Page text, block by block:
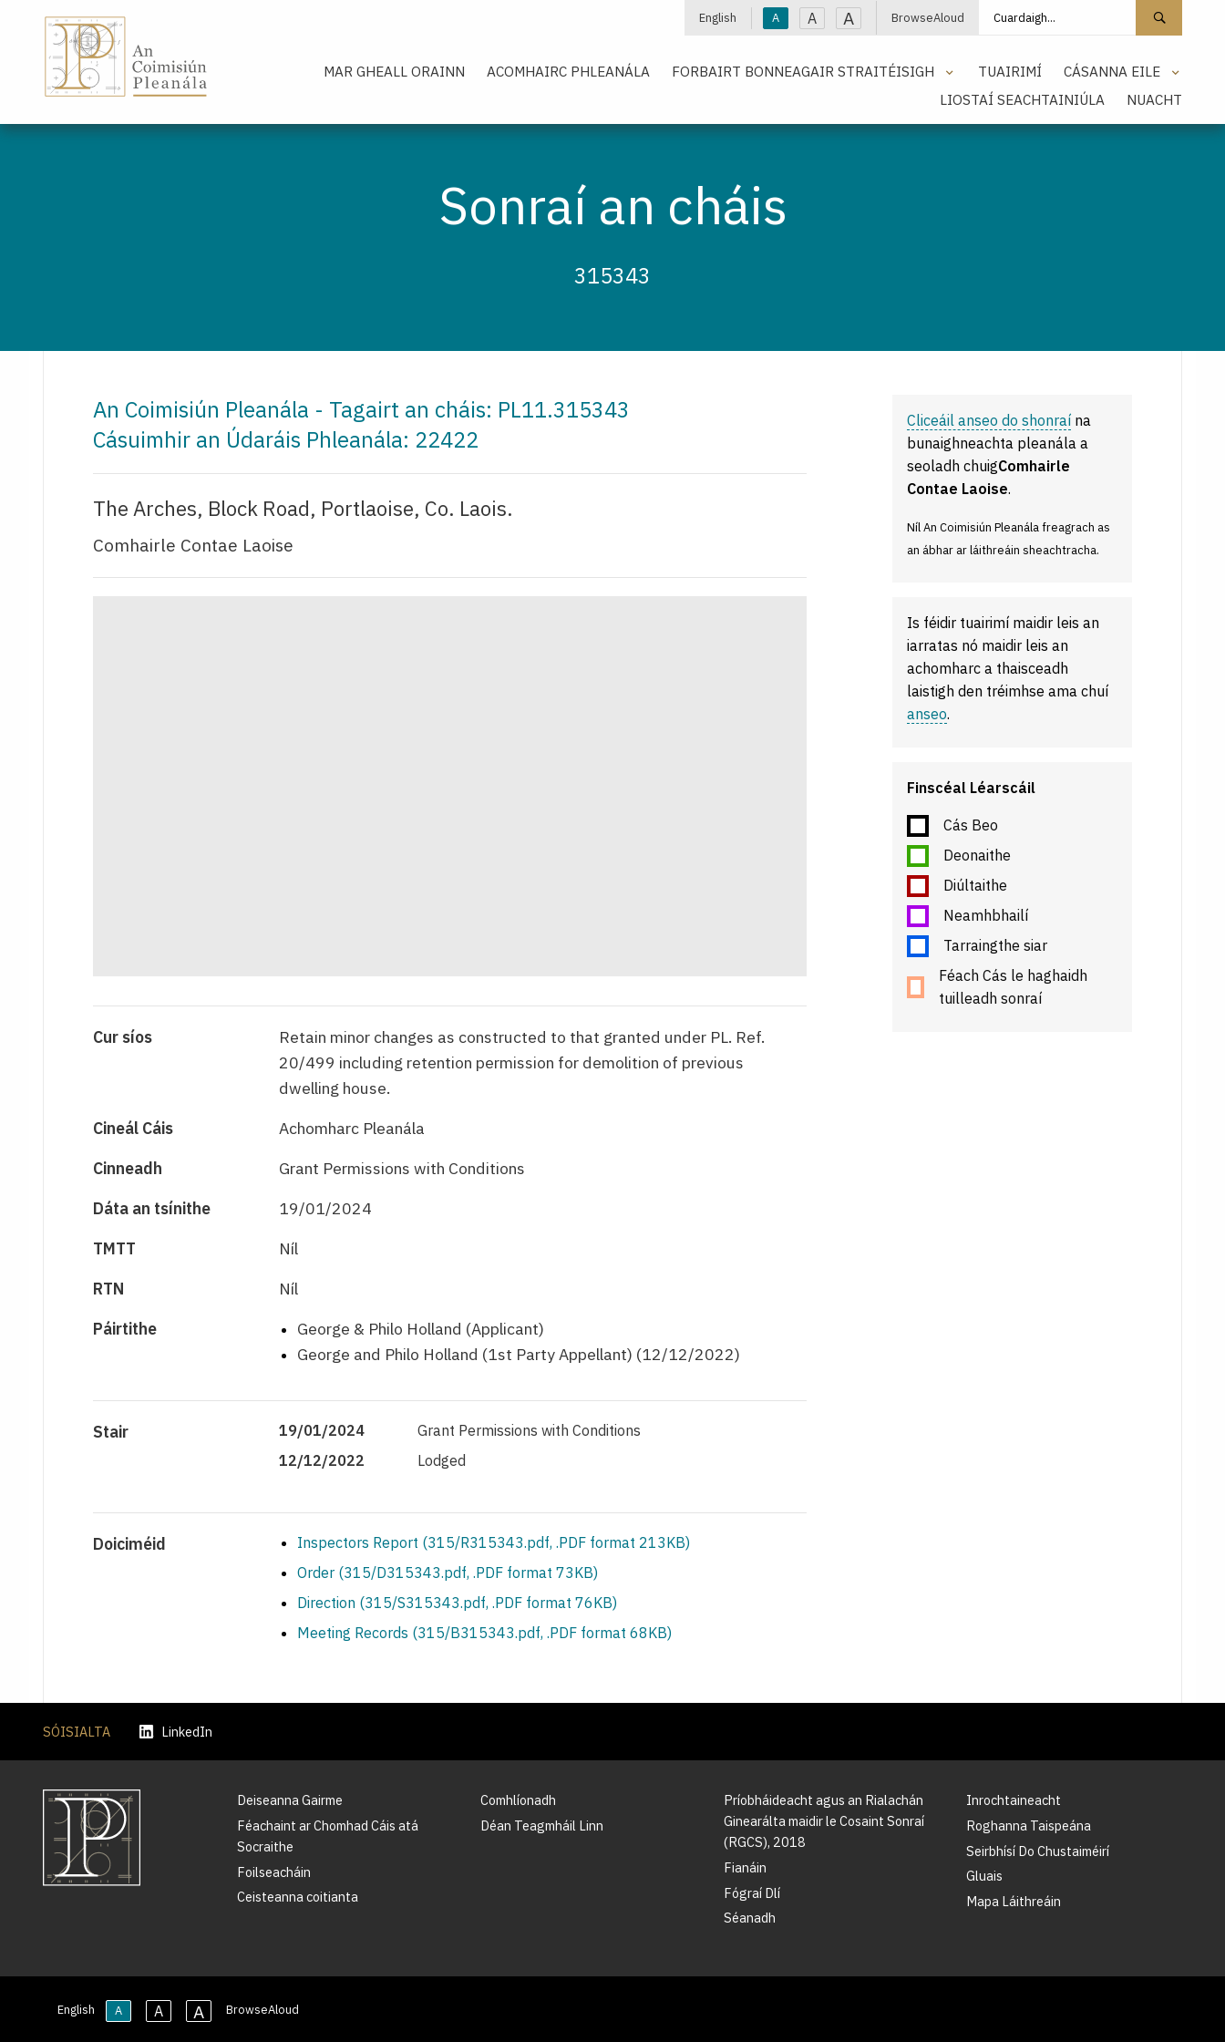
English A A A BrowseAloud Cuardaigh láithreán
MAR GHEALL ORAINN ACOMHAIRC PHLEANÁLA FORBAIRT BONNEAGAIR STRAITÉISIGH TUAIRIMÍ
CÁSANNA EILE
LIOSTAÍ SEACHTAINIÚLA
NUACHT
Sonraí an cháis
315343
An Coimisiún Pleanála - Tagairt an cháis: PL11.315343
Cásuimhir an Údaráis Phleanála: 22422
The Arches, Block Road, Portlaoise, Co. Laois.
Comhairle Contae Laoise
Cur síos
Retain minor changes as constructed to that granted under PL. Ref.
20/499 including retention permission for demolition of previous
dwelling house.
Cineál Cáis
Achomharc Pleanála
Cinneadh
Grant Permissions with Conditions
Dáta an tsínithe
19/01/2024
TMTT
Níl
RTN
Níl
Páirtithe
George & Philo Holland (Applicant)
George and Philo Holland (1st Party Appellant) (12/12/2022)
Stair 19/01/2024
Grant Permissions with Conditions
12/12/2022
Lodged
Doiciméid
Inspectors Report (315/R315343.pdf, .PDF format 213KB)
Order (315/D315343.pdf, .PDF format 73KB)
Direction (315/S315343.pdf, .PDF format 76KB)
Meeting Records (315/B315343.pdf, .PDF format 68KB)
Cliceáil anseo do shonraí na
bunaighneachta pleanála a
seoladh chuigComhairle
Contae Laoise.
Níl An Coimisiún Pleanála freagrach as
an ábhar ar láithreáin sheachtracha.
Is féidir tuairimí maidir leis an
iarratas nó maidir leis an
achomharc a thaisceadh
laistigh den tréimhse ama chuí
anseo.
Finscéal Léarscáil
Cás Beo
Deonaithe
Diúltaithe
Neamhbhailí
Tarraingthe siar
Féach Cás le haghaidh
tuilleadh sonraí
SÓISIALTA LinkedIn
Deiseanna Gairme
Féachaint ar Chomhad Cáis atá
Socraithe
Foilseacháin
Ceisteanna coitianta
Comhlíonadh
Déan Teagmháil Linn
Príobháideacht agus an Rialachán
Ginearálta maidir le Cosaint Sonraí
(RGCS), 2018
Fianáin
Fógraí Dlí
Séanadh
Inrochtaineacht
Roghanna Taispeána
Seirbhísí Do Chustaiméirí
Gluais
Mapa Láithreáin
English A A A BrowseAloud